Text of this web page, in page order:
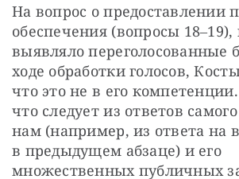
На вопрос о предоставлении
обеспечения (вопросы 18‒19),
выявляло переголосованные
ходе обработки голосов,
что это не в его
что следует из ответов
нам (например, из ответа на
в предыдущем абзаце) и его